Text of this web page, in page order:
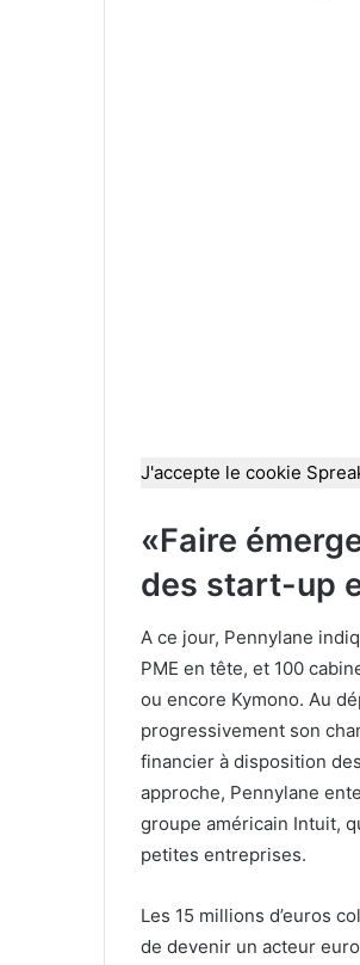
J'accepte le cookie
«Faire
des start-up
A ce jour, Pennylane
PME en tête, et 100
ou encore Kymono. Au
progressivement son
financier à disposition
approche, Pennylane
groupe américain Intuit,
petites entreprises.
Les 15 millions d’euros
de devenir un acteur